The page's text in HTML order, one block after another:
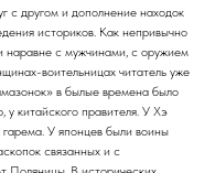
с другом и дополнение находок
историков. Как непривычно
наравне с мужчинами, с оружием
воительницах читатель уже
в былые времена было
китайского правителя. У Хэ
У японцев были воины
связанных и с